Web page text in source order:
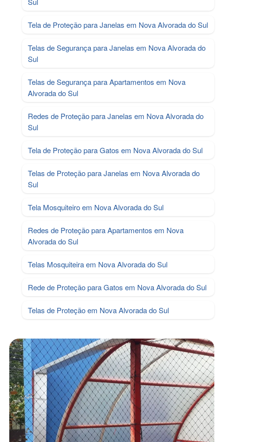
Tela de Proteção para Janelas em Nova Alvorada do Sul
Telas de Segurança para Janelas em Nova Alvorada do
Sul
Telas de Segurança para Apartamentos em Nova
Alvorada do Sul
Redes de Proteção para Janelas em Nova Alvorada do
Sul
Tela de Proteção para Gatos em Nova Alvorada do Sul
Telas de Proteção para Janelas em Nova Alvorada do
Sul
Tela Mosquiteiro em Nova Alvorada do Sul
Redes de Proteção para Apartamentos em Nova
Alvorada do Sul
Telas Mosquiteira em Nova Alvorada do Sul
Rede de Proteção para Gatos em Nova Alvorada do Sul
Telas de Proteção em Nova Alvorada do Sul